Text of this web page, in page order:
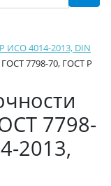
ИСО 4014-2013, DIN
7798-70, ГОСТ Р
7798-
2013,